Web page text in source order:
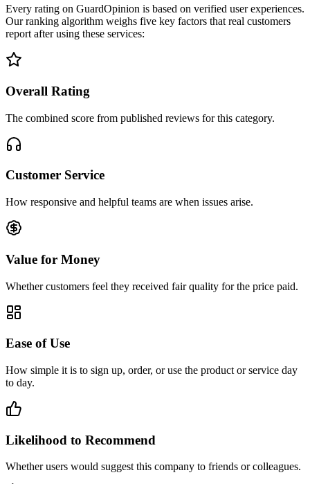
Every rating on GuardOpinion is based on verified user experiences.
Our ranking algorithm weighs five key factors that real customers
report after using these services:
Overall Rating
The combined score from published reviews for this category.
Customer Service
How responsive and helpful teams are when issues arise.
Value for Money
Whether customers feel they received fair quality for the price paid.
Ease of Use
How simple it is to sign up, order, or use the product or service day
to day.
Likelihood to Recommend
Whether users would suggest this company to friends or colleagues.